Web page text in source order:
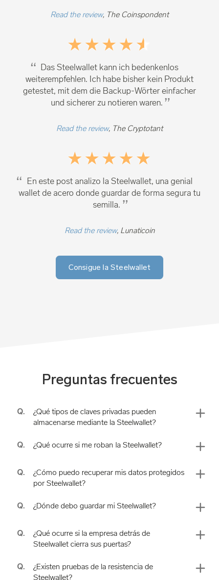
Read the review, The Coinspondent
Das Steelwallet kann ich bedenkenlos
weiterempfehlen. Ich habe bisher kein Produkt
getestet, mit dem die Backup-Wörter einfacher
und sicherer zu notieren waren.
Read the review, The Cryptotant
En este post analizo la Steelwallet, una genial
wallet de acero donde guardar de forma segura tu
semilla.
Read the review, Lunaticoin
Consigue la Steelwallet
Preguntas frecuentes
Q.
¿Qué tipos de claves privadas pueden
almacenarse mediante la Steelwallet?
Q. ¿Qué ocurre si me roban la Steelwallet?
Q.
¿Cómo puedo recuperar mis datos protegidos
por Steelwallet?
Q. ¿Dónde debo guardar mi Steelwallet?
Q.
¿Qué ocurre si la empresa detrás de
Steelwallet cierra sus puertas?
Q.
¿Existen pruebas de la resistencia de
Steelwallet?